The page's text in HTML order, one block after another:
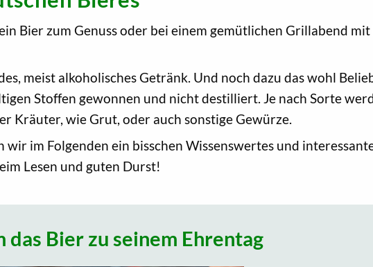
Bier zum Genuss oder bei einem gemütlichen Grillabend
meist alkoholisches Getränk. Und noch dazu das wohl
Stoffen gewonnen und nicht destilliert. Je nach Sorte
Kräuter, wie Grut, oder auch sonstige Gewürze.
wir im Folgenden ein bisschen Wissenswertes und
Lesen und guten Durst!
das Bier zu seinem Ehrentag